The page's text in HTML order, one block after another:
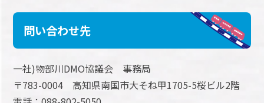
問い合わせ先
一社)物部川DMO協議会 事務局
〒783-0004 高知県南国市大そね甲1705-5桜ビル2階